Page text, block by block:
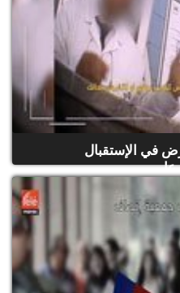
في الإستقبال